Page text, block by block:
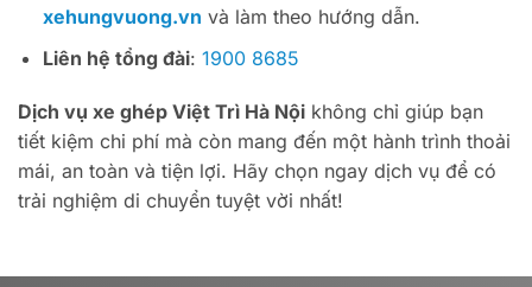
xehungvuong.vn và làm theo hướng dẫn.
Liên hệ tổng đài: 1900 8685
Dịch vụ xe ghép Việt Trì Hà Nội không chỉ giúp bạn
tiết kiệm chi phí mà còn mang đến một hành trình thoải
mái, an toàn và tiện lợi. Hãy chọn ngay dịch vụ để có
trải nghiệm di chuyển tuyệt vời nhất!